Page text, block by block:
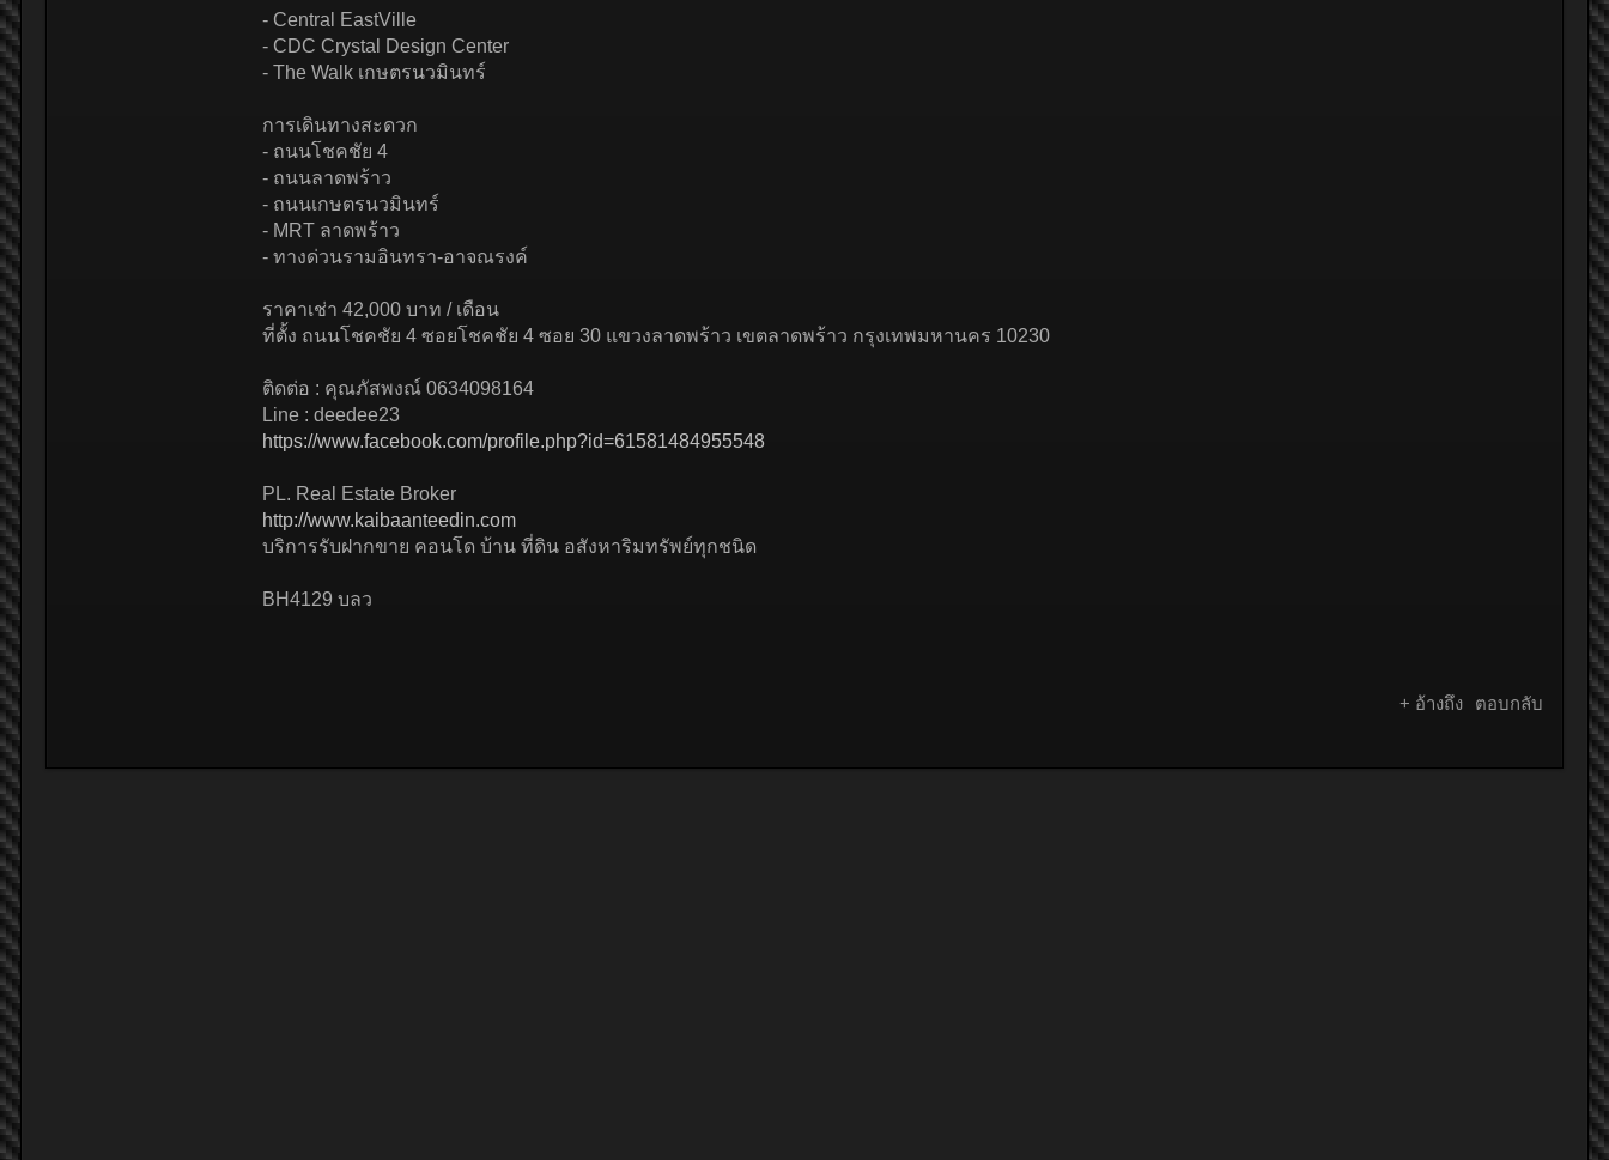
- Central EastVille
- CDC Crystal Design Center
- The Walk เกษตรนวมินทร์
การเดินทางสะดวก
- ถนนโชคชัย 4
- ถนนลาดพร้าว
- ถนนเกษตรนวมินทร์
- MRT ลาดพร้าว
- ทางด่วนรามอินทรา-อาจณรงค์
ราคาเช่า 42,000 บาท / เดือน
ที่ตั้ง ถนนโชคชัย 4 ซอยโชคชัย 4 ซอย 30 แขวงลาดพร้าว เขตลาดพร้าว กรุงเทพมหานคร 10230
ติดต่อ : คุณภัสพงณ์ 0634098164
Line : deedee23
https://www.facebook.com/profile.php?id=61581484955548
PL. Real Estate Broker
http://www.kaibaanteedin.com
บริการรับฝากขาย คอนโด บ้าน ที่ดิน อสังหาริมทรัพย์ทุกชนิด
BH4129 บลว
+ อ้างถึง ตอบกลับ